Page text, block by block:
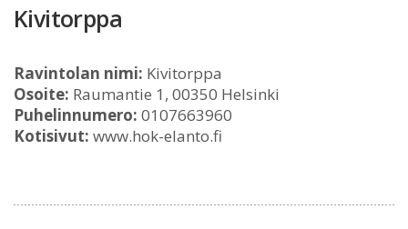
Kivitorppa
Ravintolan nimi: Kivitorppa
Osoite: Raumantie 1, 00350 Helsinki
Puhelinnumero: 0107663960
Kotisivut: www.hok-elanto.fi